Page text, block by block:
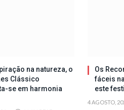
na natureza, o
Clássico
se em harmonia
Os
fáceis
este
4 AGOSTO,